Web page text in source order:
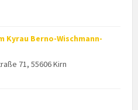
Kyrau Berno-Wischmann-
71, 55606 Kirn